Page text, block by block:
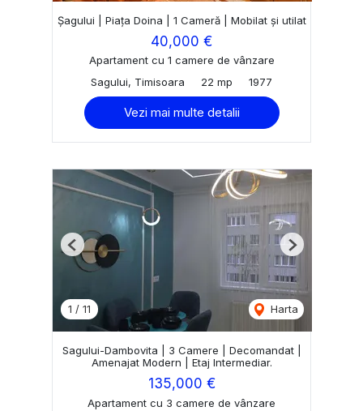
Șagului | Piața Doina | 1 Cameră | Mobilat și utilat
40,000 €
Apartament cu 1 camere de vânzare
Sagului, Timisoara
22 mp 1977
Vezi mai multe detalii
1 / 11 Harta
Previous Next
Sagului-Dambovita | 3 Camere | Decomandat |
Amenajat Modern | Etaj Intermediar.
135,000 €
Apartament cu 3 camere de vânzare